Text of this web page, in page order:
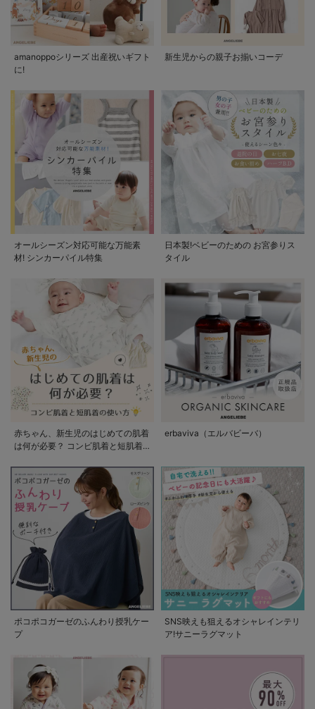
amanoppoシリーズ 出産祝いギフト
に!
新生児からの親子お揃いコーデ
オールシーズン対応可能な万能素
材! シンカーパイル特集
日本製!ベビーのための お宮参りス
タイル
赤ちゃん、新生児のはじめての肌着
は何が必要？ コンビ肌着と短肌着
erbaviva（エルバビーバ）
ポコポコガーゼのふんわり授乳ケー
プ
SNS映えも狙えるオシャレインテリ
ア!サニーラグマット